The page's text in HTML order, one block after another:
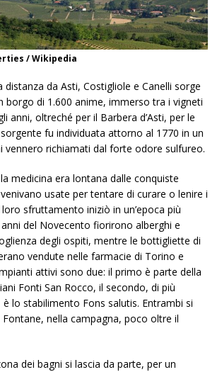
/ Wikipedia
distanza da Asti, Costigliole e Canelli sorge
borgo di 1.600 anime, immerso tra i vigneti
anni, oltreché per il Barbera d’Asti, per le
fu individuata attorno al 1770 in un
vennero richiamati dal forte odore sulfureo.
la medicina era lontana dalle conquiste
usate per tentare di curare o lenire i
sfruttamento iniziò in un’epoca più
del Novecento fiorirono alberghi e
degli ospiti, mentre le bottigliette di
vendute nelle farmacie di Torino e
attivi sono due: il primo è parte della
Fonti San Rocco, il secondo, di più
è lo stabilimento Fons salutis. Entrambi si
nella campagna, poco oltre il
dei bagni si lascia da parte, per un